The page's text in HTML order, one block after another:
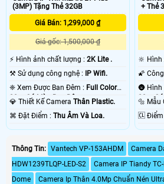
(3MP) Tặng Thẻ 32GB
Giá Bán: 1,299,000 ₫
Giá gốc: 1,500,000 ₫
️⚡ Hình ảnh chất lượng : 2K Lite .
⚒ Sử dụng công nghệ :
IP Wifi.
❈ Xem Được Ban Đêm : Full Color
20m Có Màu Ban Ðêm.
💎 Thiết Kế Camera Thân Plastic.
️⌘ Đặt Điểm : Thu Âm Và Loa.
+ Thẻ
🔆
20m
🔩
Thông Tin: Vantech VP-153AHDM
Camera
HDW1239TLQP-LED-S2
Camera IP Tiandy
Dome
Camera Ip Thân 4.0Mp Chuẩn Nén